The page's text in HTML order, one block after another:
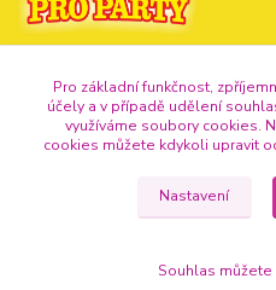
info@vse-pro-party.cz
Pro základní funkčnost,
účely a v případě udělení
využíváme soubory cookies.
cookies můžete kdykoli upravit
Nastavení
Souhlas